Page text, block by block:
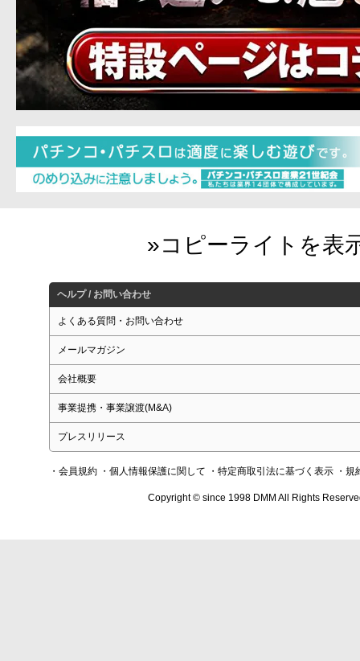
ヘルプ / お問い合わせ
よくある質問・お問い合わせ
メールマガジン
会社概要
事業提携・事業譲渡(M&A)
プレスリリース
・会員規約 ・個人情報保護に関して ・特定商取引法に基づく表示 ・規
Copyright © since 1998 DMM All Rights